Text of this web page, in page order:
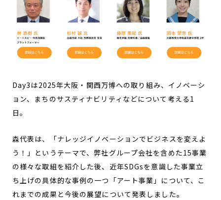
Day3は2025年大阪・関西万博への取り組み、イノベーシ
ョン、まちのサスティナビリティなどについて考える1
日。
森代表は、「ナレッジイノベーションでビジネスを変えよ
う！」というテーマで、弊社グループ会社を含めた15事業
の様々な取組を紹介した後、近年SDGsを意識した事業立
ち上げの具体的な事例の一つ「アート事業」について、こ
れまでの成果と今後の展望について発表しました。